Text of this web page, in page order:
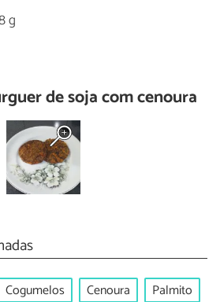
g
de soja com cenoura
Cogumelos Cenoura
Palmito